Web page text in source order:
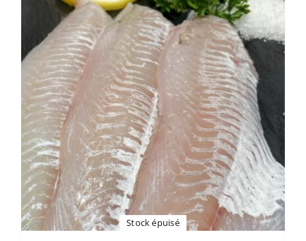
Stock épuisé